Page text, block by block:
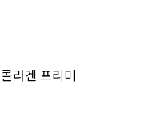
라겐 프리미